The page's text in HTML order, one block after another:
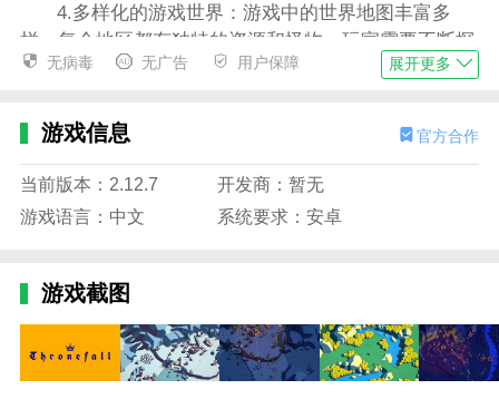
4.多样化的游戏世界：游戏中的世界地图丰富多
样，每个地区都有独特的资源和怪物。玩家需要不断探
索和征服新的领土。
1.精美的图形：游戏采用高品质的图形设计，呈现
精致的游戏世界和华丽的战斗效果，让玩家沉浸在游戏
中。
3.挑战：设置不同的关卡和敌人，为玩家提供不同
程度的挑战，让他们体验丰富的游戏乐趣。
4.战略规划：精心设计的战略地图和多样化的战术
无病毒 无广告 用户保障 展开更多
游戏信息 官方合作
当前版本：2.12.7
开发商：暂无
游戏语言：中文
系统要求：安卓
游戏截图